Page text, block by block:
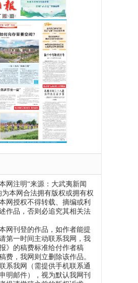
网注明“来源：大武夷新闻
为本网合法拥有版权或拥有权
网授权不得转载、摘编或利
作品，否则必追究其相关法
网刊登的作品，如作者能提
第一时间主动联系我网，我
》的稿费标准给付作者稿
费，我网则立删除该作品。
系我网（需提供手机联系通
明邮件），视为默认我网刊